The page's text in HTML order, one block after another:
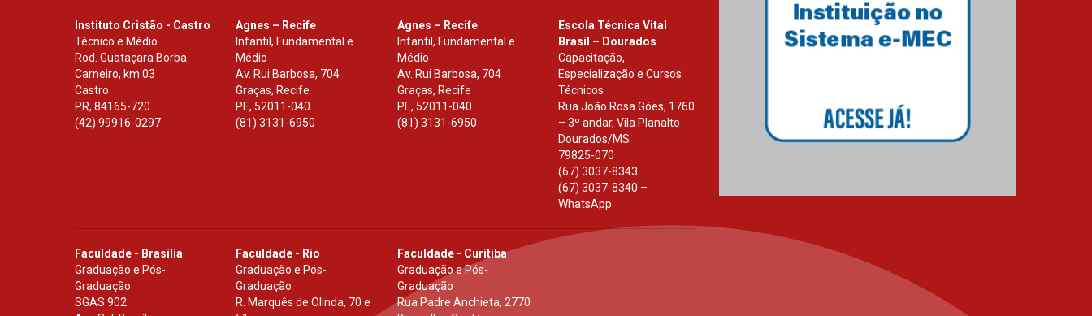
Instituto Cristão - Castro
Técnico e Médio
Rod. Guataçara Borba
Carneiro, km 03
Castro
PR, 84165-720
(42) 99916-0297
Agnes – Recife
Infantil, Fundamental e
Médio
Av. Rui Barbosa, 704
Graças, Recife
PE, 52011-040
(81) 3131-6950
Agnes – Recife
Infantil, Fundamental e
Médio
Av. Rui Barbosa, 704
Graças, Recife
PE, 52011-040
(81) 3131-6950
Escola Técnica Vital
Brasil – Dourados
Capacitação,
Especialização e Cursos
Técnicos
Rua João Rosa Góes, 1760
– 3º andar, Vila Planalto
Dourados/MS
79825-070
(67) 3037-8343
(67) 3037-8340 –
WhatsApp
Faculdade - Brasília
Graduação e Pós-
Graduação
SGAS 902
Faculdade - Rio
Graduação e Pós-
Graduação
R. Marquês de Olinda, 70 e
Faculdade - Curitiba
Graduação e Pós-
Graduação
Rua Padre Anchieta, 2770